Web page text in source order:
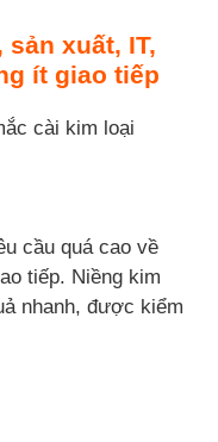
xuất, IT,
ít giao tiếp
cài kim loại
cầu quá cao về
tiếp. Niềng kim
nhanh, được kiểm